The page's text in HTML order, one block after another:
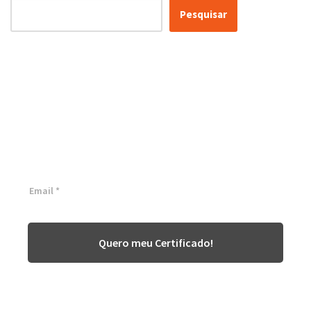
Pesquisar
Quero meu Certificado!